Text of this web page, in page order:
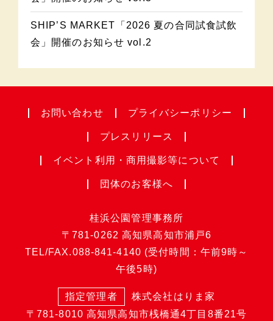
SHIP’S MARKET「2026 夏の合同試食試飲
会」開催のお知らせ vol.2
お問い合わせ プライバシーポリシー
プレスリリース
イベント利用・ 商用撮影等について
団体のお客様へ
桂浜公園管理事務所
〒781-0262 高知県高知市浦戸6
TEL/FAX.088-841-4140 (受付時間：午前9時～
午後5時)
指定管理者
株式会社はりま家
〒781-8010 高知県高知市桟橋通4丁目8番21号